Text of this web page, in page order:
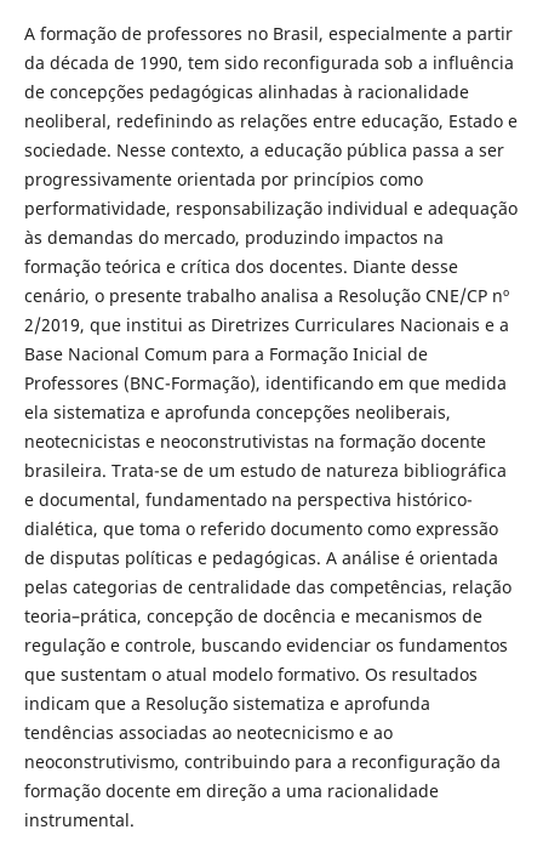
A formação de professores no Brasil, especialmente a partir
da década de 1990, tem sido reconfigurada sob a influência
de concepções pedagógicas alinhadas à racionalidade
neoliberal, redefinindo as relações entre educação, Estado e
sociedade. Nesse contexto, a educação pública passa a ser
progressivamente orientada por princípios como
performatividade, responsabilização individual e adequação
às demandas do mercado, produzindo impactos na
formação teórica e crítica dos docentes. Diante desse
cenário, o presente trabalho analisa a Resolução CNE/CP nº
2/2019, que institui as Diretrizes Curriculares Nacionais e a
Base Nacional Comum para a Formação Inicial de
Professores (BNC-Formação), identificando em que medida
ela sistematiza e aprofunda concepções neoliberais,
neotecnicistas e neoconstrutivistas na formação docente
brasileira. Trata-se de um estudo de natureza bibliográfica
e documental, fundamentado na perspectiva histórico-
dialética, que toma o referido documento como expressão
de disputas políticas e pedagógicas. A análise é orientada
pelas categorias de centralidade das competências, relação
teoria–prática, concepção de docência e mecanismos de
regulação e controle, buscando evidenciar os fundamentos
que sustentam o atual modelo formativo. Os resultados
indicam que a Resolução sistematiza e aprofunda
tendências associadas ao neotecnicismo e ao
neoconstrutivismo, contribuindo para a reconfiguração da
formação docente em direção a uma racionalidade
instrumental.